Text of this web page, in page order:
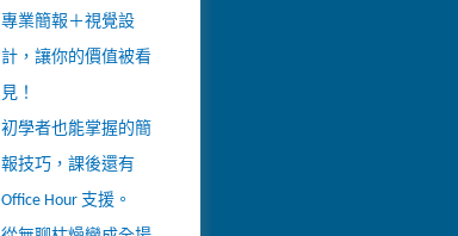
專業簡報＋視覺設
計，讓你的價值被看
見！
初學者也能掌握的簡
報技巧，課後還有
Office Hour 支援。